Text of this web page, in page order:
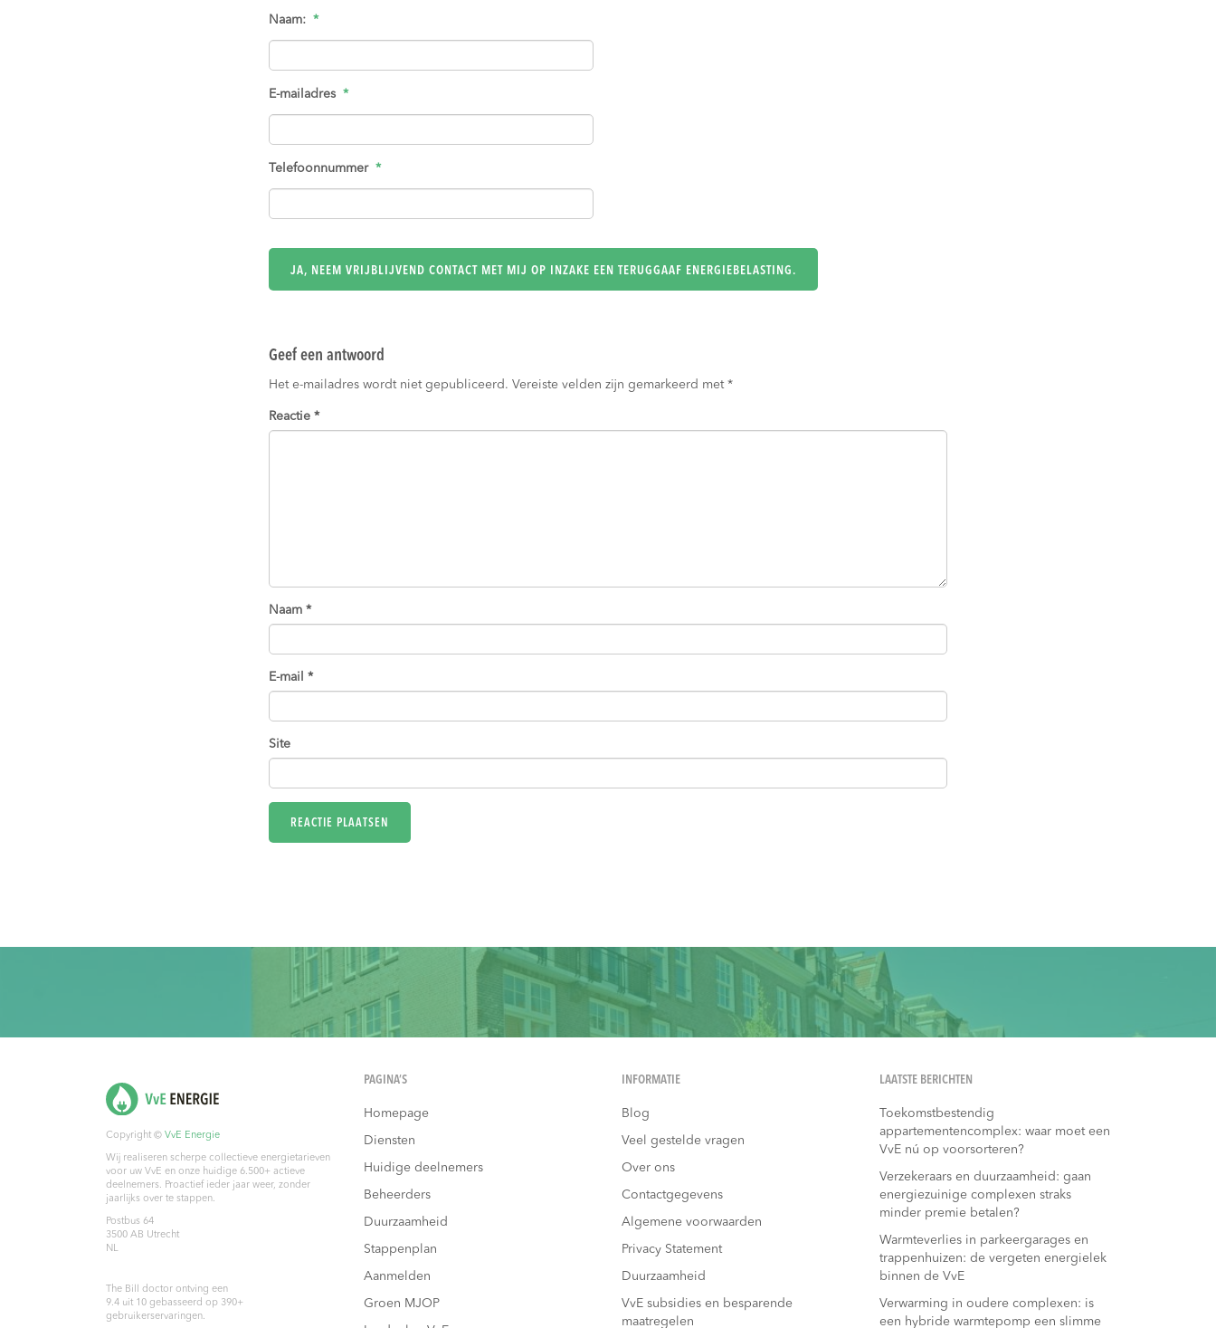
Naam: *
E-mailadres *
Telefoonnummer *
Geef een antwoord
Het e-mailadres wordt niet gepubliceerd. Vereiste velden zijn gemarkeerd met *
Reactie *
Naam *
E-mail *
Site
Copyright © VvE Energie
Wij realiseren scherpe collectieve energietarieven
voor uw VvE en onze huidige 6.500+ actieve
deelnemers. Proactief ieder jaar weer, zonder
jaarlijks over te stappen.
Postbus 64
3500 AB Utrecht
NL
The Bill doctor ontving een
9.4 uit 10 gebasseerd op 390+
gebruikerservaringen.
PAGINA’S
Homepage
Diensten
Huidige deelnemers
Beheerders
Duurzaamheid
Stappenplan
Aanmelden
Groen MJOP
INFORMATIE
Blog
Veel gestelde vragen
Over ons
Contactgegevens
Algemene voorwaarden
Privacy Statement
Duurzaamheid
VvE subsidies en besparende
maatregelen
LAATSTE BERICHTEN
Toekomstbestendig
appartementencomplex: waar moet een
VvE nú op voorsorteren?
Verzekeraars en duurzaamheid: gaan
energiezuinige complexen straks
minder premie betalen?
Warmteverlies in parkeergarages en
trappenhuizen: de vergeten energielek
binnen de VvE
Verwarming in oudere complexen: is
een hybride warmtepomp een slimme